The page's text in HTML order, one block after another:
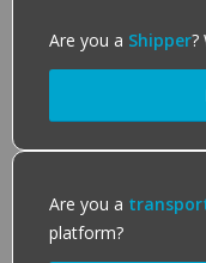
Are you a Shipper?
Are you a
platform?